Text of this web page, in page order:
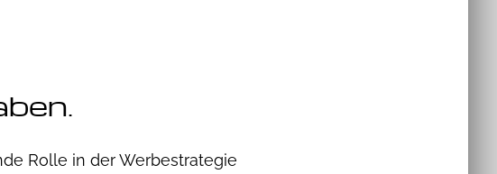
Rolle in der Werbestrategie